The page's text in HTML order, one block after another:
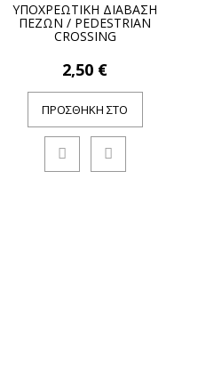
ΥΠΟΧΡΕΩΤΙΚΗ ΔΙΑΒΑΣΗ
ΠΕΖΩΝ / PEDESTRIAN
CROSSING
2,50 €
ΠΡΟΣΘΉΚΗ ΣΤΟ